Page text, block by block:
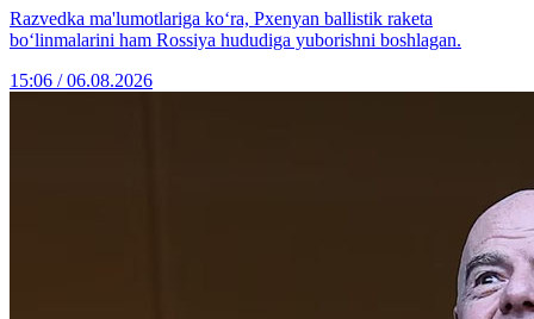
Razvedka ma'lumotlariga ko‘ra, Pxenyan ballistik raketa
bo‘linmalarini ham Rossiya hududiga yuborishni boshlagan.
15:06 / 06.08.2026